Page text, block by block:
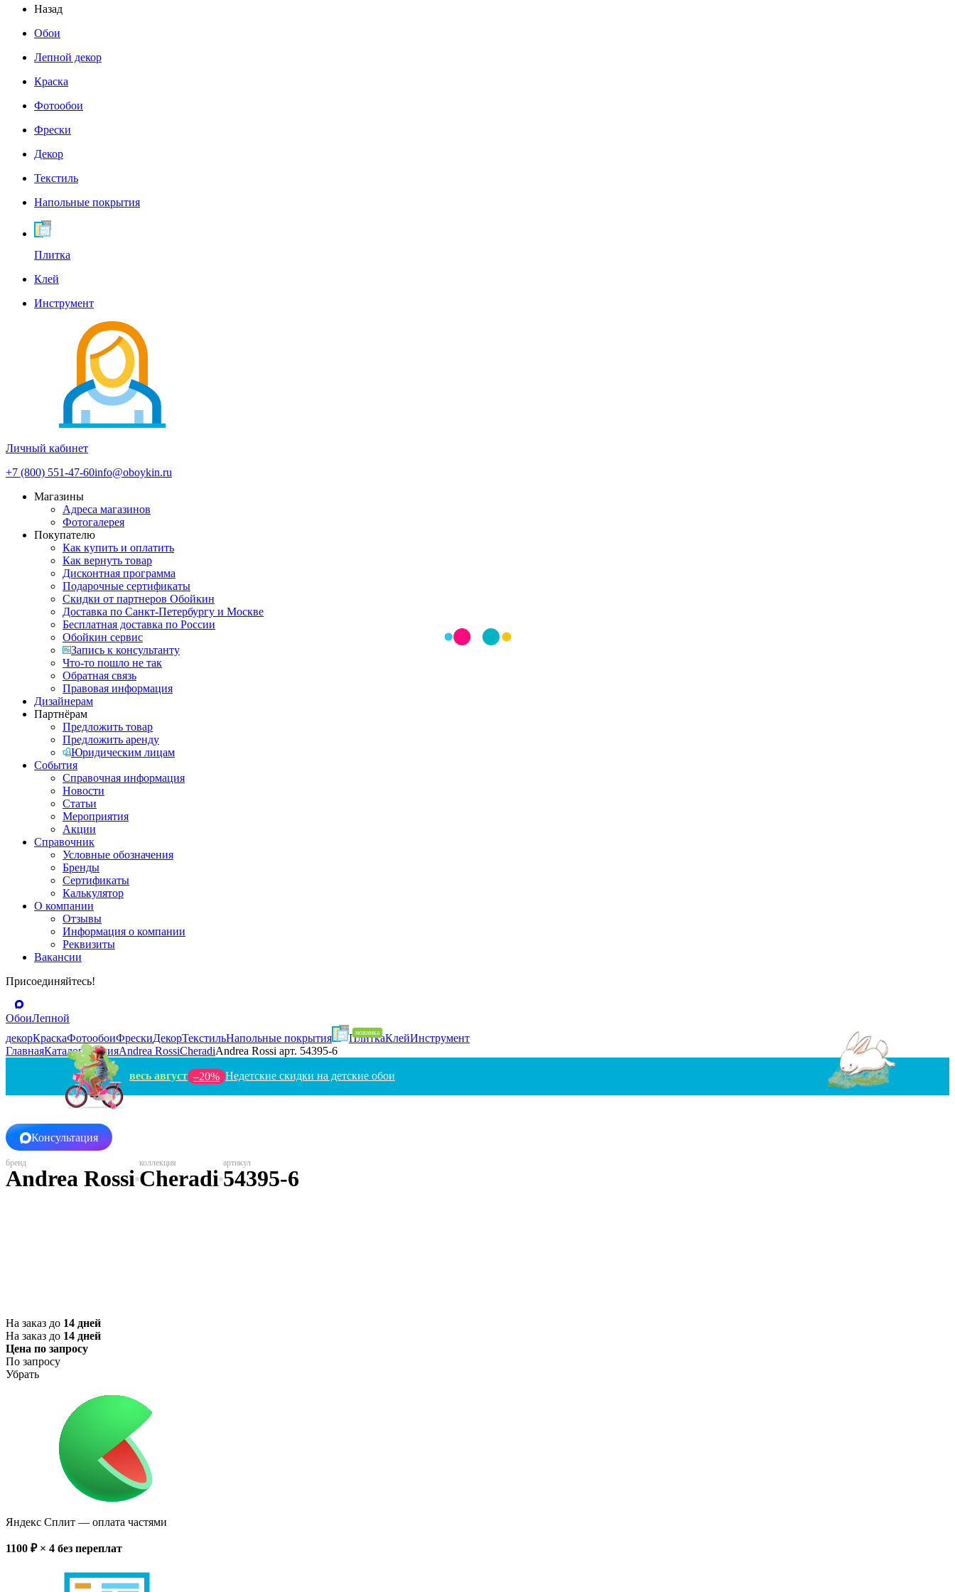
Назад
Обои
Лепной декор
Краска
Фотообои
Фрески
Декор
Текстиль
Напольные покрытия
Плитка
Клей
Инструмент
Личный кабинет
+7 (800) 551-47-60info@oboykin.ru
Магазины
Адреса магазинов
Фотогалерея
Покупателю
Как купить и оплатить
Как вернуть товар
Дисконтная программа
Подарочные сертификаты
Скидки от партнеров Обойкин
Доставка по Санкт-Петербургу и Москве
Бесплатная доставка по России
Обойкин сервис
Запись к консультанту
Что-то пошло не так
Обратная связь
Правовая информация
Дизайнерам
Партнёрам
Предложить товар
Предложить аренду
Юридическим лицам
События
Справочная информация
Новости
Статьи
Мероприятия
Акции
Справочник
Условные обозначения
Бренды
Сертификаты
Калькулятор
О компании
Отзывы
Информация о компании
Реквизиты
Вакансии
Присоединяйтесь!
ОбоиЛепной
декорКраскаФотообоиФрескиДекорТекстильНапольные покрытия ПлиткаКлейИнструмент
ГлавнаяКаталогИталияAndrea RossiCheradiAndrea Rossi арт. 54395-6
весь август –20% Недетские скидки на детские обои
Консультация
Andrea RossiCheradi54395-6
На заказ до 14 дней
На заказ до 14 дней
Цена по запросу
По запросу
Убрать
Яндекс Сплит — оплата частями
1100 ₽ × 4 без переплат